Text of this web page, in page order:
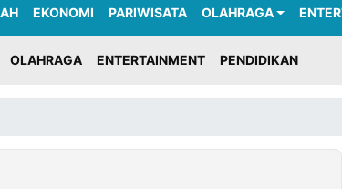
EKONOMI PARIWISATA OLAHRAGA
OLAHRAGA ENTERTAINMENT PENDIDIKAN